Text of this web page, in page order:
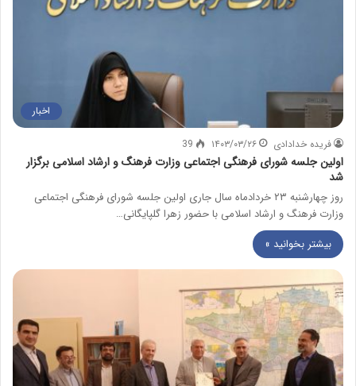
اخبار
فریده خدادادی ۱۴۰۳/۰۳/۲۶ 39
اولین جلسه شورای فرهنگی اجتماعی وزارت فرهنگ و ارشاد اسلامی برگزار
شد
روز چهارشنبه ۲۳ خردادماه سال جاری اولین جلسه شورای فرهنگی اجتماعی
وزارت فرهنگ و ارشاد اسلامی با حضور زهرا گلپایگانی…
بیشتر بخوانید »